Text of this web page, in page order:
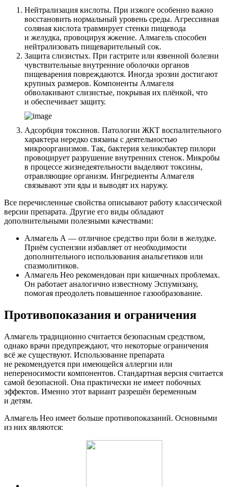
Нейтрализация кислоты. При изжоге особенно важно
восстановить нормальный уровень среды. Агрессивная
соляная кислота травмирует стенки пищевода
и желудка, провоцируя жжение. Алмагель способен
нейтрализовать пищеварительный сок.
Защита слизистых. При гастрите или язвенной болезни
чувствительные внутренние оболочки органов
пищеварения повреждаются. Иногда эрозии достигают
крупных размеров. Компоненты Алмагеля
обволакивают слизистые, покрывая их плёнкой, что
и обеспечивает защиту.
Адсорбция токсинов. Патологии ЖКТ воспалительного
характера нередко связаны с деятельностью
микроорганизмов. Так, бактерия хеликобактер пилори
провоцирует разрушение внутренних стенок. Микробы
в процессе жизнедеятельности выделяют токсины,
отравляющие организм. Ингредиенты Алмагеля
связывают эти яды и выводят их наружу.
Все перечисленные свойства описывают работу классической
версии препарата. Другие его виды обладают
дополнительными полезными качествами:
Алмагель А — отличное средство при боли в желудке.
Приём суспензии избавляет от необходимости
дополнительного использования анальгетиков или
спазмолитиков.
Алмагель Нео рекомендован при кишечных проблемах.
Он работает аналогично известному Эспумизану,
помогая преодолеть повышенное газообразование.
Противопоказания и ограничения
Алмагель традиционно считается безопасным средством,
однако врачи предупреждают, что некоторые ограничения
всё же существуют. Использование препарата
не рекомендуется при имеющейся аллергии или
непереносимости компонентов. Стандартная версия считается
самой безопасной. Она практически не имеет побочных
эффектов. Именно этот вариант разрешён беременным
и детям.
Алмагель Нео имеет больше противопоказаний. Основными
из них являются: